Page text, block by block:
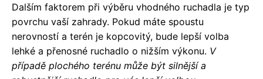
Dalším faktorem při výběru vhodného ruchadla je typ
povrchu vaší zahrady. Pokud máte spoustu
nerovností a terén je kopcovitý, bude lepší volba
lehké a přenosné ruchadlo o nižším výkonu. V
případě plochého terénu může být silnější a